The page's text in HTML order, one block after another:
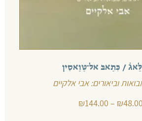
/ כִּתַאבּ אל־טַּוַאסִין
וביאורים: אבי אלקיים
₪48.00
–
₪144.00